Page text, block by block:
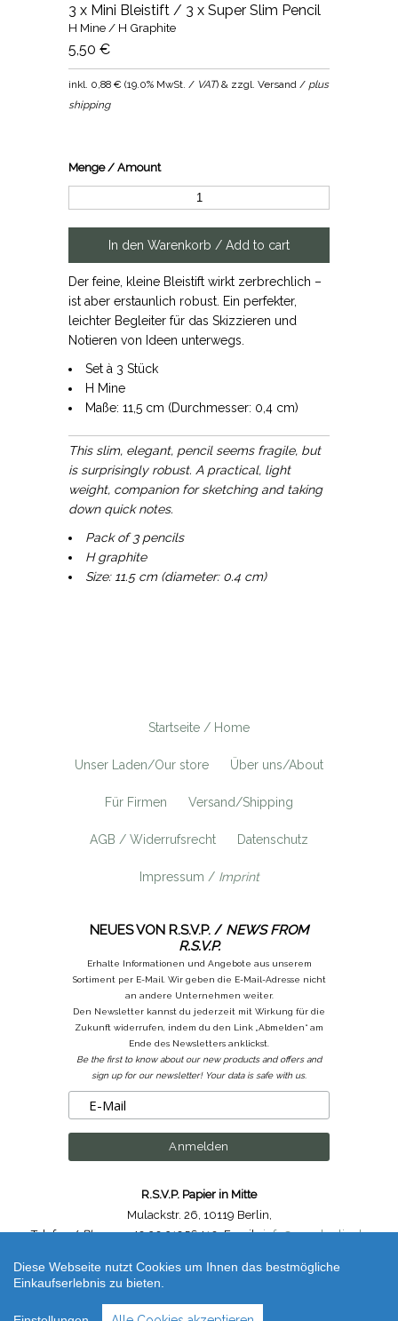
3 x Mini Bleistift / 3 x Super Slim Pencil
H Mine / H Graphite
5,50 €
inkl. 0,88 € (19.0% MwSt. / VAT) & zzgl. Versand / plus
shipping
Menge / Amount
Der feine, kleine Bleistift wirkt zerbrechlich –
ist aber erstaunlich robust. Ein perfekter,
leichter Begleiter für das Skizzieren und
Notieren von Ideen unterwegs.
Set à 3 Stück
H Mine
Maße: 11,5 cm (Durchmesser: 0,4 cm)
This slim, elegant, pencil seems fragile, but
is surprisingly robust. A practical, light
weight, companion for sketching and taking
down quick notes.
Pack of 3 pencils
H graphite
Size: 11.5 cm (diameter: 0.4 cm)
Startseite / Home
Unser Laden/Our store Über uns/About
Für Firmen Versand/Shipping
AGB / Widerrufsrecht Datenschutz
Impressum / Imprint
NEUES VON R.S.V.P. / NEWS FROM
R.S.V.P.
Erhalte Informationen und Angebote aus unserem
Sortiment per E-Mail. Wir geben die E-Mail-Adresse nicht
an andere Unternehmen weiter.
Den Newsletter kannst du jederzeit mit Wirkung für die
Zukunft widerrufen, indem du den Link „Abmelden“ am
Ende des Newsletters anklickst.
Be the first to know about our new products and offers and
sign up for our newsletter! Your data is safe with us.
R.S.V.P. Papier in Mitte
Mulackstr. 26 10119 Berlin
Telefon /Phone: ++49.30.31956410,Email :info@rsvp-berlin.de
Shop erstellt mit VersaCommerce.
Artikelnummer /Code: cp_3_mini_bleistift
Diese Webseite nutzt Cookies um Ihnen das bestmögliche
Einkaufserlebnis zu bieten.